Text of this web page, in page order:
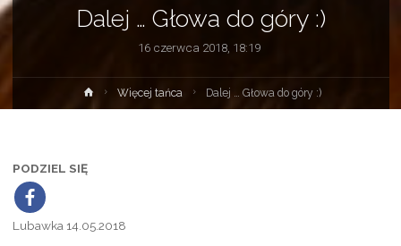
Dalej … Głowa do góry :)
16 czerwca 2018, 18:19
Strona
główna
Więcej tańca Dalej … Głowa do góry :)
PODZIEL SIĘ
Lubawka 14.05.2018